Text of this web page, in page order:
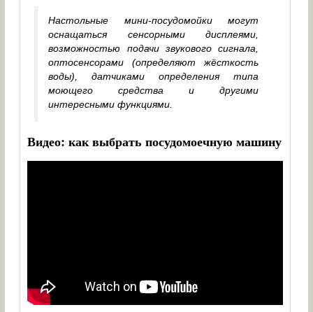
Настольные мини-посудомойки могут
оснащаться сенсорными дисплеями,
возможностью подачи звукового сигнала,
оптосенсорами (определяют жёсткость
воды), датчиками определения типа
моющего средства и другими
интересными функциями.
Видео: как выбрать посудомоечную машину